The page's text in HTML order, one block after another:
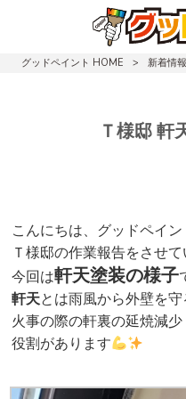
グッドペイント HOME
> 新着情報
Ｔ様邸 軒
こんにちは、グッドペイ
Ｔ様邸の作業報告をさせ
今回は軒天塗装の様子
軒天とは雨風から外壁を
火事の際の軒裏の延焼減
役割があります